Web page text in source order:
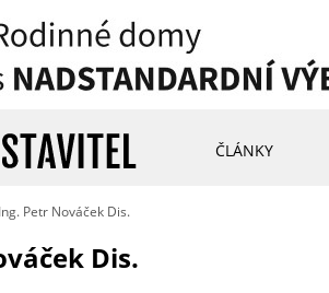
ČLÁNKY
Petr Nováček Dis.
Dis.